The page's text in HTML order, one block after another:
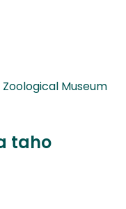
Museum
taho